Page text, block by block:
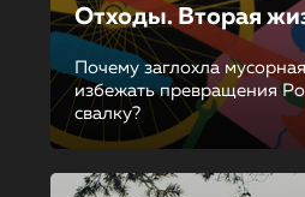
Отходы. Вторая
Почему заглохла
избежать превращения
свалку?